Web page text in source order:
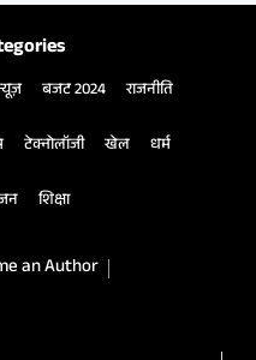
बजट 2024 राजनीति
टेक्नोलॉजी खेल धर्म
शिक्षा
an Author